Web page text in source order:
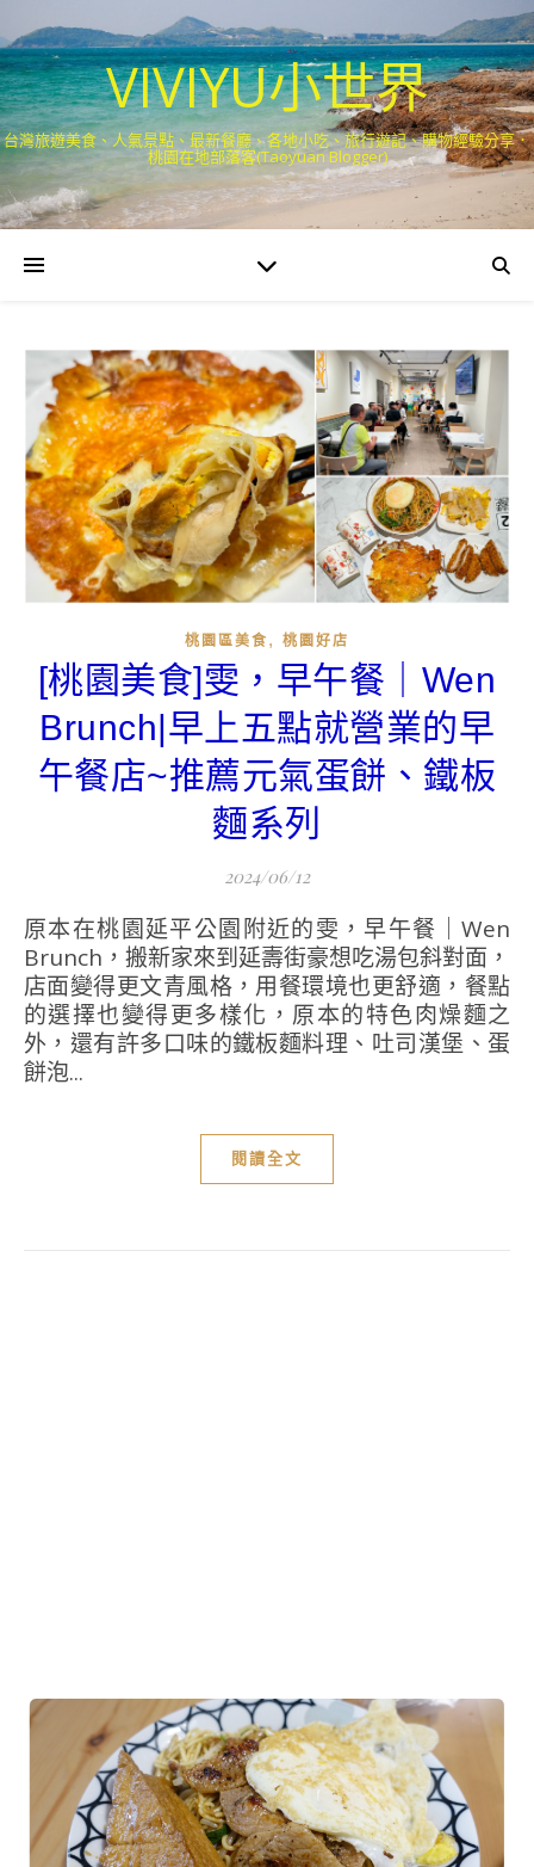
VIVIYU小世界
台灣旅遊美食、人氣景點、最新餐廳、各地小吃、旅行遊記、購物經驗分享．
桃園在地部落客(Taoyuan Blogger)
桃園區美食 , 桃園好店
[桃園美食]雯，早午餐｜Wen
Brunch|早上五點就營業的早
午餐店~推薦元氣蛋餅、鐵板
麵系列
2024/06/12
原本在桃園延平公園附近的雯，早午餐｜Wen
Brunch，搬新家來到延壽街豪想吃湯包斜對面，
店面變得更文青風格，用餐環境也更舒適，餐點
的選擇也變得更多樣化，原本的特色肉燥麵之
外，還有許多口味的鐵板麵料理、吐司漢堡、蛋
餅泡...
閱讀全文